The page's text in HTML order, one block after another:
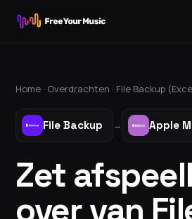
Home · Overdrachten · File Backup
File Backup → Apple
Zet
over van